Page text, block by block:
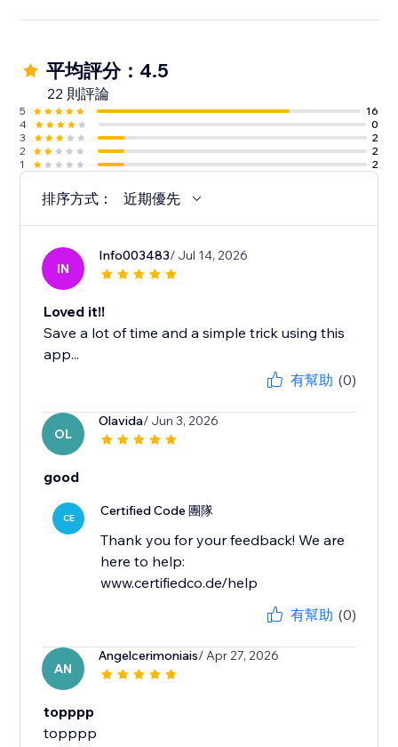
平均評分：4.5
22 則評論
5
16
4
0
3
2
2
2
1
2
排序方式： 近期優先
IN
Info003483/ Jul 14, 2026
Loved it!!
Save a lot of time and a simple trick using this
app...
有幫助 (0)
OL
Olavida/ Jun 3, 2026
good
CE Certified Code 團隊
Thank you for your feedback! We are
here to help:
www.certifiedco.de/help
有幫助 (0)
AN
Angelcerimoniais/ Apr 27, 2026
topppp